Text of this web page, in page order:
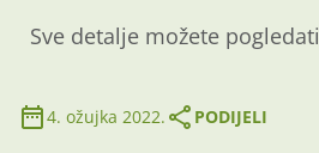
Sve detalje možete pogledati
4. ožujka 2022. PODIJELI